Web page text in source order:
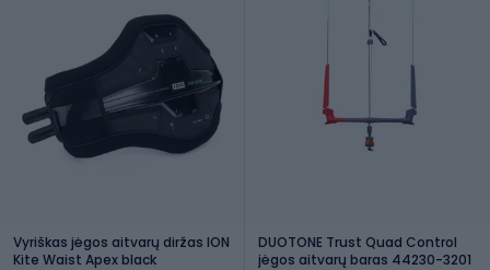
Vyriškas jėgos aitvarų diržas ION
Kite Waist Apex black
DUOTONE Trust Quad Control
jėgos aitvarų baras 44230-3201